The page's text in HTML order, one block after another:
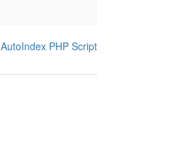
AutoIndex PHP Script